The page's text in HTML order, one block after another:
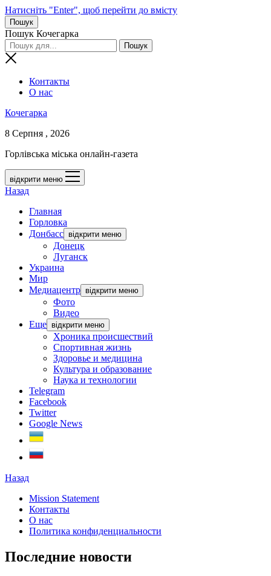
Натисніть "Enter", щоб перейти до вмісту
Пошук
Пошук Кочегарка
Контакты
О нас
Кочегарка
8 Серпня , 2026
Горлівська міська онлайн-газета
відкрити меню
Назад
Главная
Горловка
Донбасс відкрити меню
Донецк
Луганск
Украина
Мир
Медиацентр відкрити меню
Фото
Видео
Еще відкрити меню
Хроника происшествий
Спортивная жизнь
Здоровье и медицина
Культура и образование
Наука и технологии
Telegram
Facebook
Twitter
Google News
Назад
Mission Statement
Контакты
О нас
Политика конфиденциальности
Последние новости